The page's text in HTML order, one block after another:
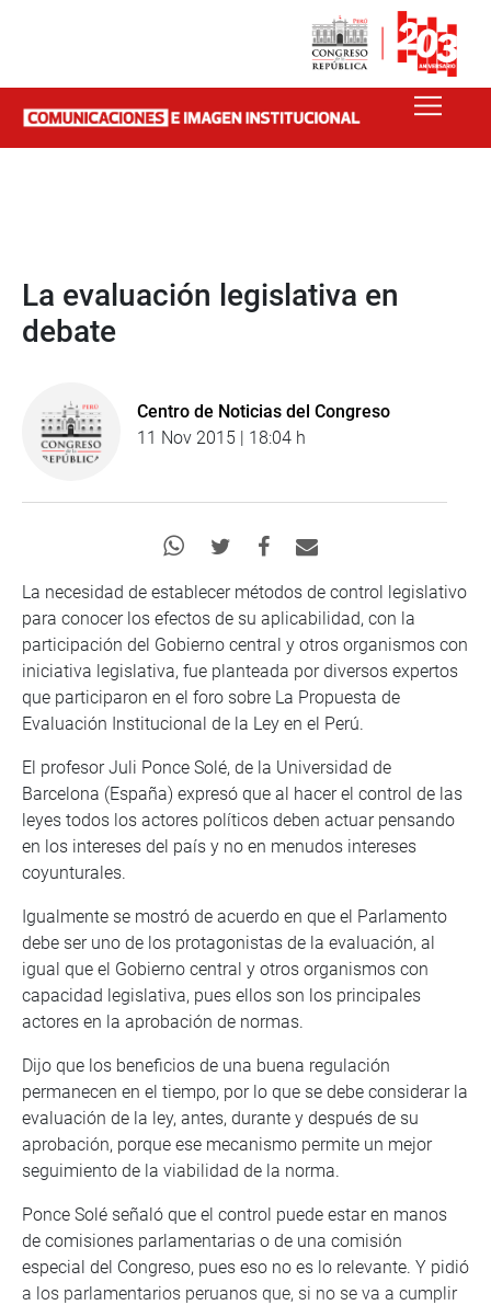
La evaluación legislativa en
debate
Centro de Noticias del Congreso
11 Nov 2015 | 18:04 h
La necesidad de establecer métodos de control legislativo
para conocer los efectos de su aplicabilidad, con la
participación del Gobierno central y otros organismos con
iniciativa legislativa, fue planteada por diversos expertos
que participaron en el foro sobre La Propuesta de
Evaluación Institucional de la Ley en el Perú.
El profesor Juli Ponce Solé, de la Universidad de
Barcelona (España) expresó que al hacer el control de las
leyes todos los actores políticos deben actuar pensando
en los intereses del país y no en menudos intereses
coyunturales.
Igualmente se mostró de acuerdo en que el Parlamento
debe ser uno de los protagonistas de la evaluación, al
igual que el Gobierno central y otros organismos con
capacidad legislativa, pues ellos son los principales
actores en la aprobación de normas.
Dijo que los beneficios de una buena regulación
permanecen en el tiempo, por lo que se debe considerar la
evaluación de la ley, antes, durante y después de su
aprobación, porque ese mecanismo permite un mejor
seguimiento de la viabilidad de la norma.
Ponce Solé señaló que el control puede estar en manos
de comisiones parlamentarias o de una comisión
especial del Congreso, pues eso no es lo relevante. Y pidió
a los parlamentarios peruanos que, si no se va a cumplir